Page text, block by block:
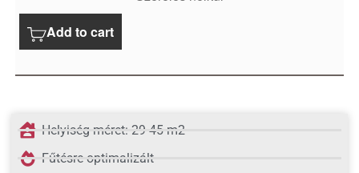
Add to cart
Helyiség méret: 29-45 m2
Fűtésre optimalizált